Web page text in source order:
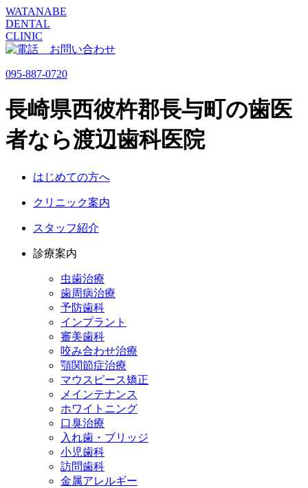
WATANABE
DENTAL
CLINIC
095-887-0720
長崎県西彼杵郡長与町の歯医
者なら渡辺歯科医院
はじめての方へ
クリニック案内
スタッフ紹介
診療案内
虫歯治療
歯周病治療
予防歯科
インプラント
審美歯科
咬み合わせ治療
顎関節症治療
マウスピース矯正
メインテナンス
ホワイトニング
口臭治療
入れ歯・ブリッジ
小児歯科
訪問歯科
金属アレルギー